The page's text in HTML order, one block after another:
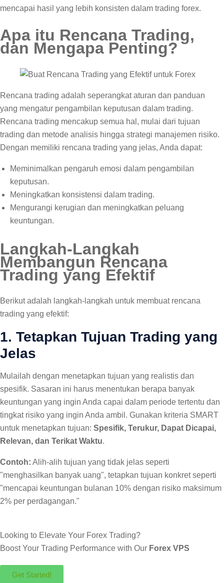
mencapai hasil yang lebih konsisten dalam trading forex.
Apa itu Rencana Trading,
dan Mengapa Penting?
Rencana trading adalah seperangkat aturan dan panduan
yang mengatur pengambilan keputusan dalam trading.
Rencana trading mencakup semua hal, mulai dari tujuan
trading dan metode analisis hingga strategi manajemen risiko.
Dengan memiliki rencana trading yang jelas, Anda dapat:
Meminimalkan pengaruh emosi dalam pengambilan
keputusan.
Meningkatkan konsistensi dalam trading.
Mengurangi kerugian dan meningkatkan peluang
keuntungan.
Langkah-Langkah
Membangun Rencana
Trading yang Efektif
Berikut adalah langkah-langkah untuk membuat rencana
trading yang efektif:
1. Tetapkan Tujuan Trading yang
Jelas
Mulailah dengan menetapkan tujuan yang realistis dan
spesifik. Sasaran ini harus menentukan berapa banyak
keuntungan yang ingin Anda capai dalam periode tertentu dan
tingkat risiko yang ingin Anda ambil. Gunakan kriteria SMART
untuk menetapkan tujuan: Spesifik, Terukur, Dapat Dicapai,
Relevan, dan Terikat Waktu.
Contoh: Alih-alih tujuan yang tidak jelas seperti
"menghasilkan banyak uang", tetapkan tujuan konkret seperti
"mencapai keuntungan bulanan 10% dengan risiko maksimum
2% per perdagangan."
Looking to Elevate Your Forex Trading?
Boost Your Trading Performance with Our Forex VPS
Get Started!